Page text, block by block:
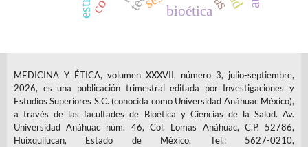
bioética
MEDICINA Y ÉTICA, volumen XXXVII, número 3, julio-septiembre,
2026, es una publicación trimestral editada por Investigaciones y
Estudios Superiores S.C. (conocida como Universidad Anáhuac México),
a través de las facultades de Bioética y Ciencias de la Salud. Av.
Universidad Anáhuac núm. 46, Col. Lomas Anáhuac, C.P. 52786,
Huixquilucan, Estado de México, Tel.: 5627-0210,